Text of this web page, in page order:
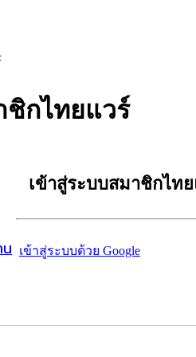
ชิกไทยแวร์
เข้าสู่ระบบสมาชิกไท
เข้าสู่ระบบด้วย Google